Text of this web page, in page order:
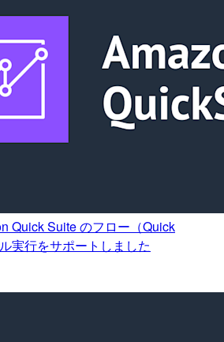
Quick Suite のフロー（Quick
実行をサポートしました